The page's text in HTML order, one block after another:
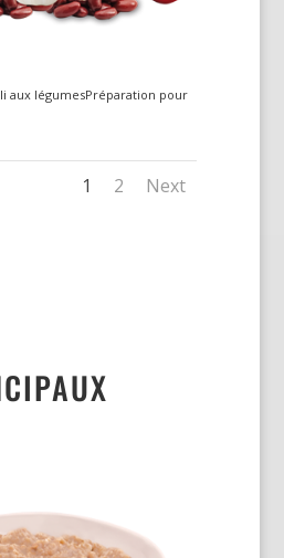
aux légumesPréparation pour
1 2 Next